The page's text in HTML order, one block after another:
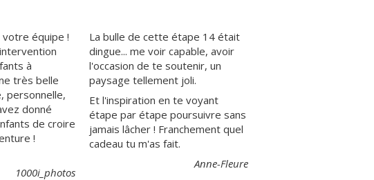
équipe !
à
très belle
personnelle,
donné
de croire
!
1000i_photos
La bulle de cette étape 14 était
dingue... me voir capable, avoir
l'occasion de te soutenir, un
paysage tellement joli.
Et l'inspiration en te voyant
étape par étape poursuivre sans
jamais lâcher ! Franchement quel
cadeau tu m'as fait.
Anne-Fleure